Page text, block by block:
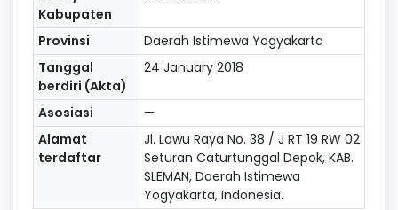
Kabupaten
Provinsi
Daerah Istimewa Yogyakarta
Tanggal
berdiri (Akta)
24 January 2018
Asosiasi
—
Alamat
terdaftar
Jl. Lawu Raya No. 38 / J RT 19 RW 02
Seturan Caturtunggal Depok, KAB.
SLEMAN, Daerah Istimewa
Yogyakarta, Indonesia.